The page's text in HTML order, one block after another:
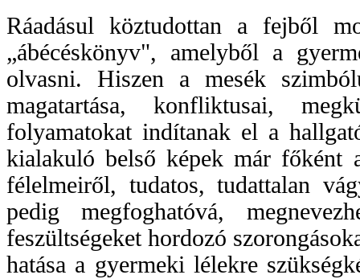
Ráadásul köztudottan a fejből
„ábécéskönyv", amelyből a
olvasni. Hiszen a mesék
magatartása, konfliktusai,
folyamatokat indítanak el a
kialakuló belső képek már főként
félelmeiről, tudatos, tudattalan
pedig megfoghatóvá,
feszültségeket hordozó
hatása a gyermeki lélekre